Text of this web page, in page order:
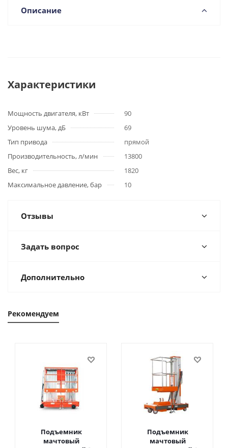
Описание
Характеристики
Мощность двигателя, кВт
90
Уровень шума, дБ
69
Тип привода
прямой
Производительность, л/мин
13800
Вес, кг
1820
Максимальное давление, бар
10
Отзывы
Задать вопрос
Дополнительно
Рекомендуем
Подъемник
мачтовый
Подъемник
мачтовый